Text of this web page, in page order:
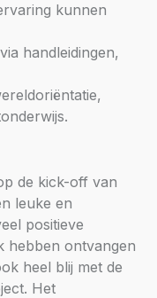
kunnen
handleidingen,
de kick-off van
leuke en
positieve
hebben ontvangen
heel blij met de
Het